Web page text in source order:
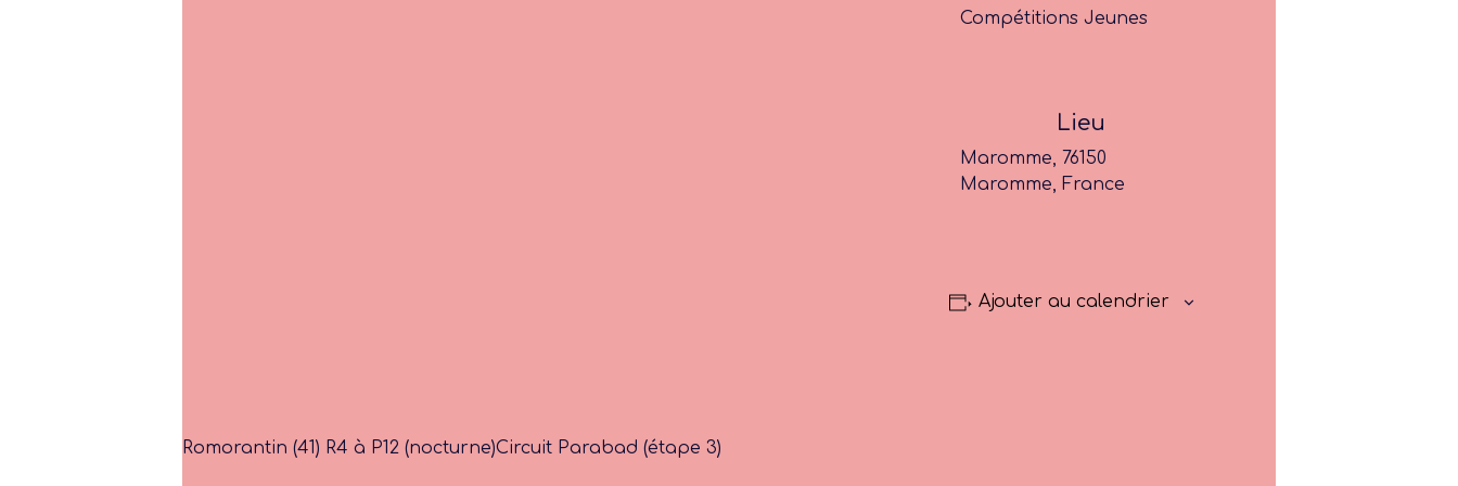
Progresser
Rayonner
Compétitions Jeunes
Lieu
Maromme, 76150
Maromme, France
Ajouter au calendrier
Romorantin (41) R4 à P12 (nocturne)Circuit Parabad (étape 3)